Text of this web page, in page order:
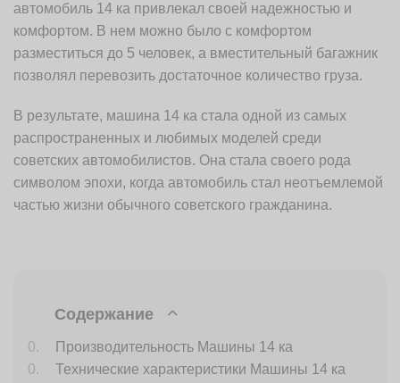
автомобиль 14 ка привлекал своей надежностью и
комфортом. В нем можно было с комфортом
разместиться до 5 человек, а вместительный багажник
позволял перевозить достаточное количество груза.
В результате, машина 14 ка стала одной из самых
распространенных и любимых моделей среди
советских автомобилистов. Она стала своего рода
символом эпохи, когда автомобиль стал неотъемлемой
частью жизни обычного советского гражданина.
Содержание
Производительность Машины 14 ка
Технические характеристики Машины 14 ка